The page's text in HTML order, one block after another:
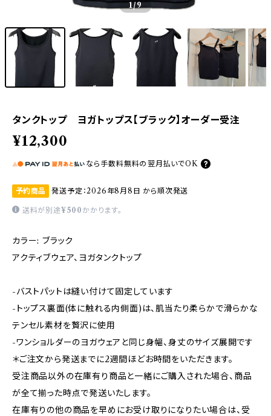
1/9
タンクトップ ヨガトップス【ブラック】オーダー受注
¥12,300
なら 手数料無料の 翌月払いでOK
予約商品 発送予定：2026年8月8日 から順次発送
送料が別途¥500 かかります。
カラー: ブラック
アクティブウェア、ヨガタンクトップ
-バストパットは縫い付けて固定しています
-トップス裏面(体に触れる内側面)は、肌当たり柔らかで滑らかな
テンセル素材を贅沢に使用
-ワンショルダーのヨガウェアと同じ身幅、身丈のサイズ展開です
＊ご注文から発送までに2週間ほどお時間をいただきます。
受注商品以外の在庫有り商品と一緒にご購入された場合、商品
が全て揃った時点で発送いたします。
在庫有りの他の商品を早めにお受け取りになりたい場合は、受